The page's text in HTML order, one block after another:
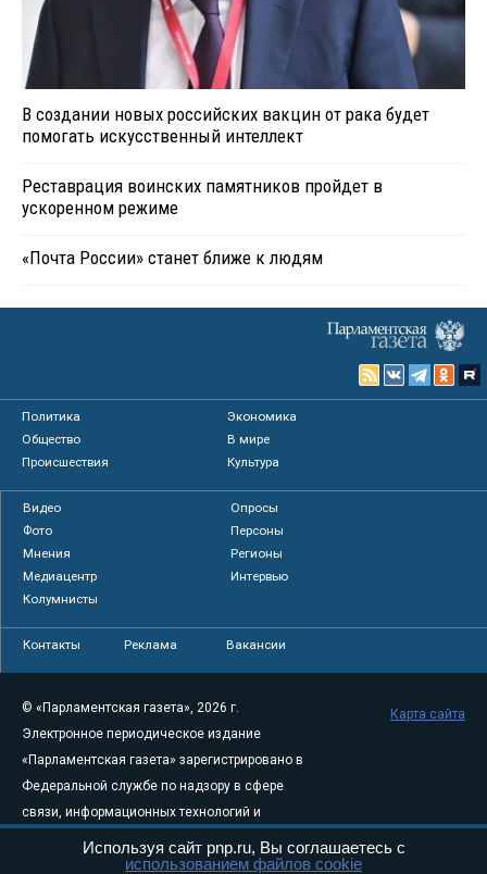
В создании новых российских вакцин от рака будет
помогать искусственный интеллект
Реставрация воинских памятников пройдет в
ускоренном режиме
«Почта России» станет ближе к людям
Политика
Экономика
Общество
В мире
Происшествия
Культура
Видео
Опросы
Фото
Персоны
Мнения
Регионы
Медиацентр
Интервью
Колумнисты
Контакты Реклама Вакансии
© «Парламентская газета», 2026 г.
Электронное периодическое издание
«Парламентская газета» зарегистрировано в
Федеральной службе по надзору в сфере
связи, информационных технологий и
массовых коммуникаций (Роскомнадзор) 05
августа 2011 года. 18+
Карта сайта
Используя сайт pnp.ru, Вы соглашаетесь с
использованием файлов cookie